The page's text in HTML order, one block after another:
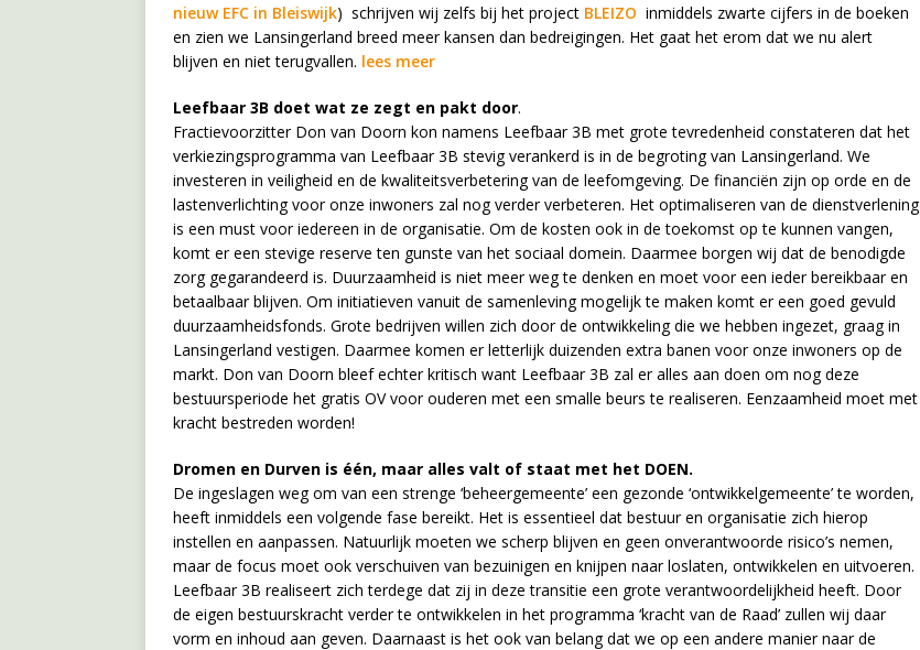
nieuw EFC in Bleiswijk) schrijven wij zelfs bij het project BLEIZO inmiddels zwarte cijfers in de boeken
en zien we Lansingerland breed meer kansen dan bedreigingen. Het gaat het erom dat we nu alert
blijven en niet terugvallen. lees meer
Leefbaar 3B doet wat ze zegt en pakt door.
Fractievoorzitter Don van Doorn kon namens Leefbaar 3B met grote tevredenheid constateren dat het
verkiezingsprogramma van Leefbaar 3B stevig verankerd is in de begroting van Lansingerland. We
investeren in veiligheid en de kwaliteitsverbetering van de leefomgeving. De financiën zijn op orde en de
lastenverlichting voor onze inwoners zal nog verder verbeteren. Het optimaliseren van de dienstverlening
is een must voor iedereen in de organisatie. Om de kosten ook in de toekomst op te kunnen vangen,
komt er een stevige reserve ten gunste van het sociaal domein. Daarmee borgen wij dat de benodigde
zorg gegarandeerd is. Duurzaamheid is niet meer weg te denken en moet voor een ieder bereikbaar en
betaalbaar blijven. Om initiatieven vanuit de samenleving mogelijk te maken komt er een goed gevuld
duurzaamheidsfonds. Grote bedrijven willen zich door de ontwikkeling die we hebben ingezet, graag in
Lansingerland vestigen. Daarmee komen er letterlijk duizenden extra banen voor onze inwoners op de
markt. Don van Doorn bleef echter kritisch want Leefbaar 3B zal er alles aan doen om nog deze
bestuursperiode het gratis OV voor ouderen met een smalle beurs te realiseren. Eenzaamheid moet met
kracht bestreden worden!
Dromen en Durven is één, maar alles valt of staat met het DOEN.
De ingeslagen weg om van een strenge ‘beheergemeente’ een gezonde ‘ontwikkelgemeente’ te worden,
heeft inmiddels een volgende fase bereikt. Het is essentieel dat bestuur en organisatie zich hierop
instellen en aanpassen. Natuurlijk moeten we scherp blijven en geen onverantwoorde risico’s nemen,
maar de focus moet ook verschuiven van bezuinigen en knijpen naar loslaten, ontwikkelen en uitvoeren.
Leefbaar 3B realiseert zich terdege dat zij in deze transitie een grote verantwoordelijkheid heeft. Door
de eigen bestuurskracht verder te ontwikkelen in het programma ‘kracht van de Raad’ zullen wij daar
vorm en inhoud aan geven. Daarnaast is het ook van belang dat we op een andere manier naar de